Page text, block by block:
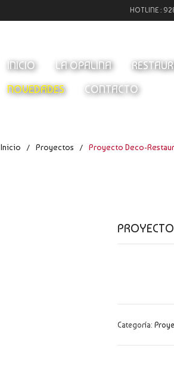
HOTLINE :
INICIO LA OPALINA
NOVEDADES
CONTACTO
Inicio / Proyectos / Proyecto Deco-
Categoría: